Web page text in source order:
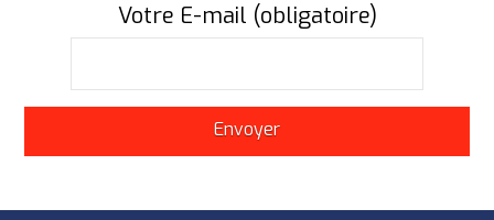
Votre E-mail (obligatoire)